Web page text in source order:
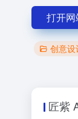
打开网
创意设
匠紫